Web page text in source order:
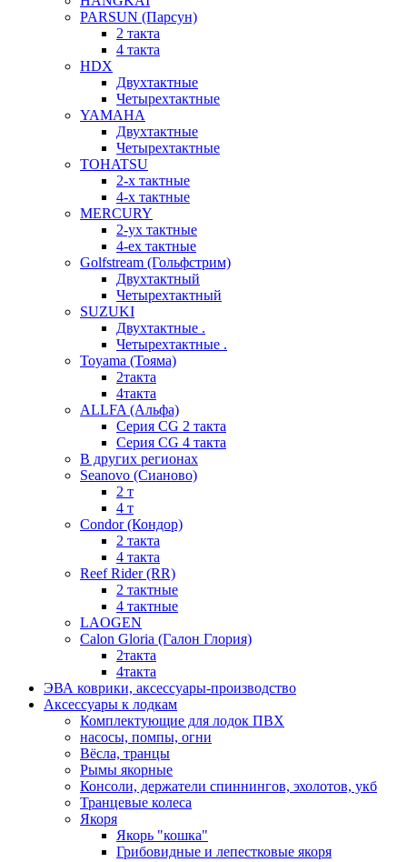
PARSUN (Парсун)
2 такта
4 такта
HDX
Двухтактные
Четырехтактные
YAMAHA
Двухтактные
Четырехтактные
TOHATSU
2-х тактные
4-х тактные
MERCURY
2-ух тактные
4-ех тактные
Golfstream (Гольфстрим)
Двухтактный
Четырехтактный
SUZUKI
Двухтактные .
Четырехтактные .
Toyama (Тояма)
2такта
4такта
ALLFA (Альфа)
Серия СG 2 такта
Серия СG 4 такта
В других регионах
Seanovo (Сианово)
2 т
4 т
Condor (Кондор)
2 такта
4 такта
Reef Rider (RR)
2 тактные
4 тактные
LAOGEN
Calon Gloria (Галон Глория)
2такта
4такта
ЭВА коврики, аксессуары-производство
Аксессуары к лодкам
Комплектующие для лодок ПВХ
насосы, помпы, огни
Вёсла, транцы
Рымы якорные
Консоли, держатели спиннингов, эхолотов, укб
Транцевые колеса
Якоря
Якорь "кошка"
Грибовидные и лепестковые якоря